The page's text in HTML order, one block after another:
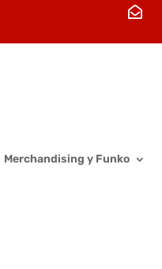

Merchandising y Funko